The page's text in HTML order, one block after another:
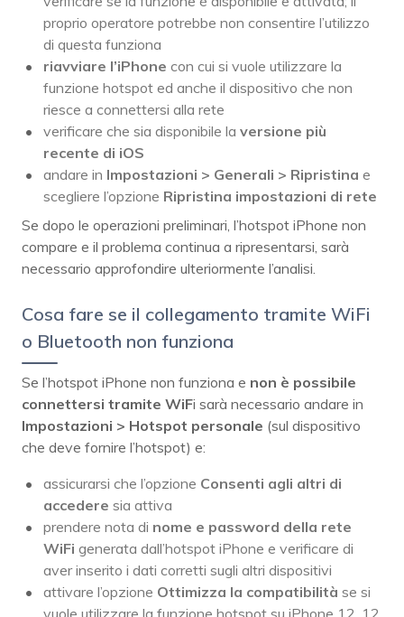
proprio operatore potrebbe non consentire l’utilizzo
di questa funziona
riavviare l’iPhone con cui si vuole utilizzare la
funzione hotspot ed anche il dispositivo che non
riesce a connettersi alla rete
verificare che sia disponibile la versione più
recente di iOS
andare in Impostazioni > Generali > Ripristina e
scegliere l’opzione Ripristina impostazioni di rete
Se dopo le operazioni preliminari, l’hotspot iPhone non
compare e il problema continua a ripresentarsi, sarà
necessario approfondire ulteriormente l’analisi.
Cosa fare se il collegamento tramite WiFi
o Bluetooth non funziona
Se l’hotspot iPhone non funziona e non è possibile
connettersi tramite WiFi sarà necessario andare in
Impostazioni > Hotspot personale (sul dispositivo
che deve fornire l’hotspot) e:
assicurarsi che l’opzione Consenti agli altri di
accedere sia attiva
prendere nota di nome e password della rete
WiFi generata dall’hotspot iPhone e verificare di
aver inserito i dati corretti sugli altri dispositivi
attivare l’opzione Ottimizza la compatibilità se si
vuole utilizzare la funzione hotspot su iPhone 12, 12